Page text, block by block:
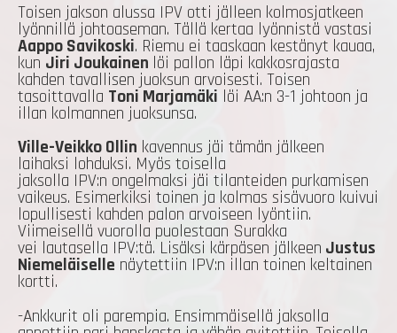
Toisen jakson alussa IPV otti jälleen kolmosjatkeen
lyönnillä johtoaseman. Tällä kertaa lyönnistä vastasi
Aappo Savikoski. Riemu ei taaskaan kestänyt kauaa,
kun Jiri Joukainen löi pallon läpi kakkosrajasta
kahden tavallisen juoksun arvoisesti. Toisen
tasoittavalla Toni Marjamäki löi AA:n 3-1 johtoon ja
illan kolmannen juoksunsa.
Ville-Veikko Ollin kavennus jäi tämän jälkeen
laihaksi lohduksi. Myös toisella
jaksolla IPV:n ongelmaksi jäi tilanteiden purkamisen
vaikeus. Esimerkiksi toinen ja kolmas sisävuoro kuivui
lopullisesti kahden palon arvoiseen lyöntiin.
Viimeisellä vuorolla puolestaan Surakka
vei lautasella IPV:tä. Lisäksi kärpäsen jälkeen Justus
Niemeläiselle näytettiin IPV:n illan toinen keltainen
kortti.
-Ankkurit oli parempia. Ensimmäisellä jaksolla